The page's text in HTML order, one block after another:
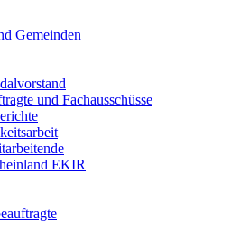
Gemeinden
und Fachausschüsse
EKIR